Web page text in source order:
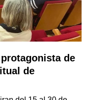
de
de